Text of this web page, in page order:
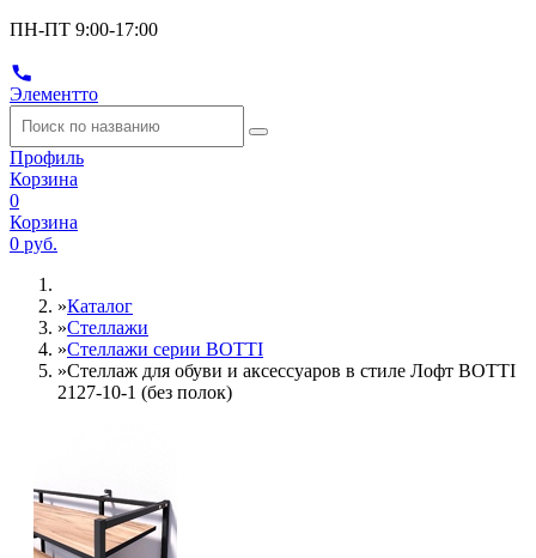
ПН-ПТ 9:00-17:00
Элементто
Профиль
Корзина
0
Корзина
0 руб.
»Каталог
»Стеллажи
»Cтеллажи серии BOTTI
»Стеллаж для обуви и аксессуаров в стиле Лофт BOTTI
2127-10-1 (без полок)